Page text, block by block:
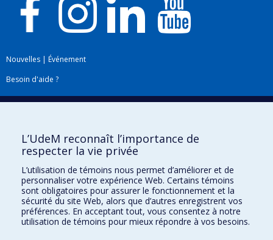
Nouvelles | Événement
Besoin d'aide ?
Plan du site|Accessibilité
Téléchargez les logos de l'ESPUM
L’UdeM reconnaît l’importance de
respecter la vie privée
L’utilisation de témoins nous permet d’améliorer et de
personnaliser votre expérience Web. Certains témoins
sont obligatoires pour assurer le fonctionnement et la
sécurité du site Web, alors que d’autres enregistrent vos
préférences. En acceptant tout, vous consentez à notre
utilisation de témoins pour mieux répondre à vos besoins.